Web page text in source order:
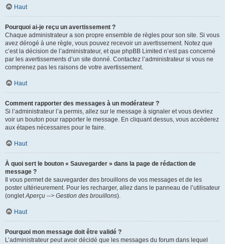
Haut
Pourquoi ai-je reçu un avertissement ?
Chaque administrateur a son propre ensemble de règles pour son site. Si vous
avez dérogé à une règle, vous pouvez recevoir un avertissement. Notez que
c’est la décision de l’administrateur, et que phpBB Limited n’est pas concerné
par les avertissements d’un site donné. Contactez l’administrateur si vous ne
comprenez pas les raisons de votre avertissement.
Haut
Comment rapporter des messages à un modérateur ?
Si l’administrateur l’a permis, allez sur le message à signaler et vous devriez
voir un bouton pour rapporter le message. En cliquant dessus, vous accéderez
aux étapes nécessaires pour le faire.
Haut
À quoi sert le bouton « Sauvegarder » dans la page de rédaction de
message ?
Il vous permet de sauvegarder des brouillons de vos messages et de les
poster ultérieurement. Pour les recharger, allez dans le panneau de l’utilisateur
(ongletAperçu --> Gestion des brouillons).
Haut
Pourquoi mon message doit être validé ?
L’administrateur peut avoir décidé que les messages du forum dans lequel